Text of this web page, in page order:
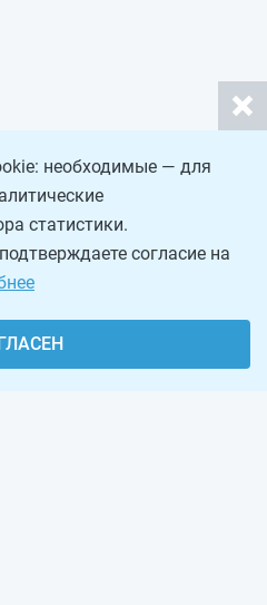
необходимые — для
статистики.
согласие на